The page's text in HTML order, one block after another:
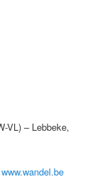
– Lebbeke,
www.wandel.be